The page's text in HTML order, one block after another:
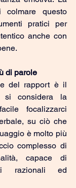
questo
pratici per
anche con
di parole
del rapport è il
si considera la
focalizzarci
su ciò che
è molto più
complesso di
capace di
razionali ed